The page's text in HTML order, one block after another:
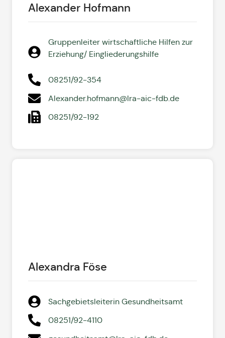
Alexander Hofmann
Gruppenleiter wirtschaftliche Hilfen zur
Erziehung/ Eingliederungshilfe
08251/92-354
Alexander.hofmann@lra-aic-fdb.de
08251/92-192
Alexandra Föse
Sachgebietsleiterin Gesundheitsamt
08251/92-4110